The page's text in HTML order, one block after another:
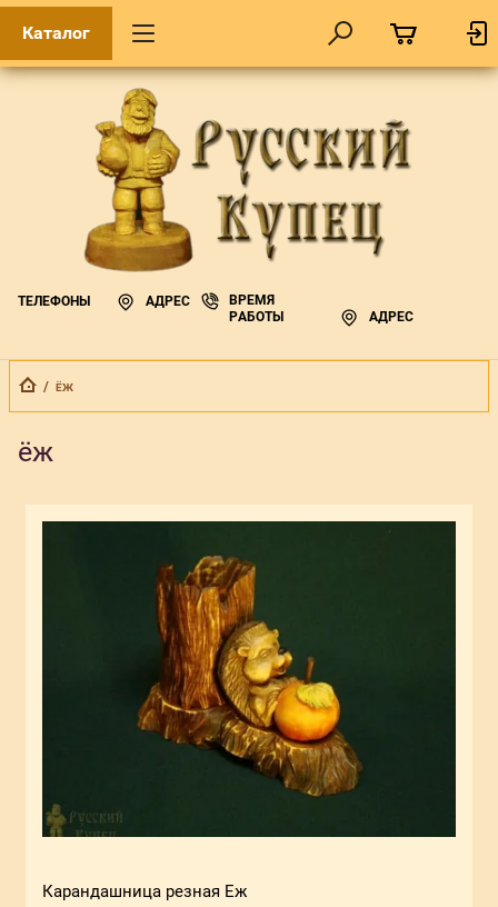
Каталог
ТЕЛЕФОНЫ АДРЕС
ВРЕМЯ
РАБОТЫ
АДРЕС
  /
ЁЖ
ёж
Карандашница резная Еж